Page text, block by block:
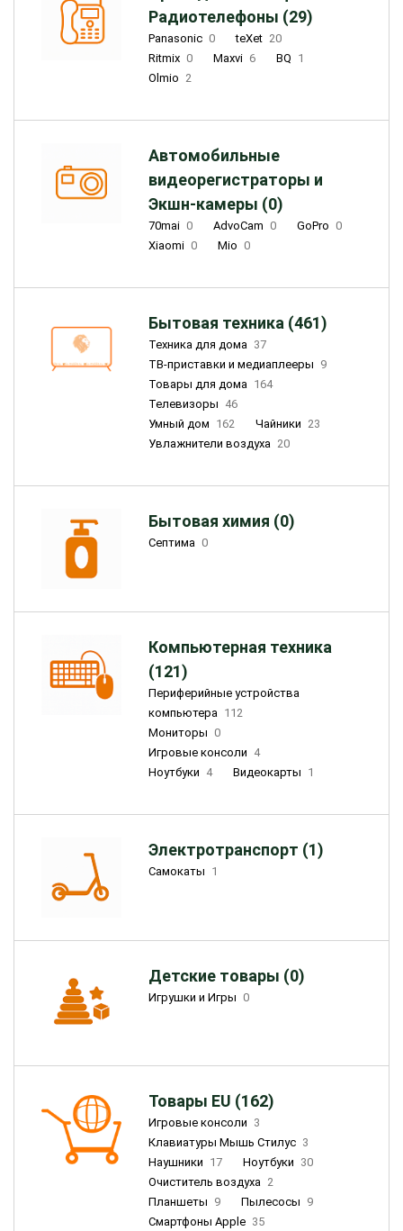
Радиотелефоны (29)
Panasonic 0 teXet 20
Ritmix 0 Maxvi 6 BQ 1
Olmio 2
Автомобильные
видеорегистраторы и
Экшн-камеры (0)
70mai 0 AdvoCam 0 GoPro 0
Xiaomi 0 Mio 0
Бытовая техника (461)
Техника для дома 37
ТВ-приставки и медиаплееры 9
Товары для дома 164
Телевизоры 46
Умный дом 162 Чайники 23
Увлажнители воздуха 20
Бытовая химия (0)
Септима 0
Компьютерная техника
(121)
Периферийные устройства
компьютера 112
Мониторы 0
Игровые консоли 4
Ноутбуки 4 Видеокарты 1
Электротранспорт (1)
Самокаты 1
Детские товары (0)
Игрушки и Игры 0
Товары EU (162)
Игровые консоли 3
Клавиатуры Мышь Стилус 3
Наушники 17 Ноутбуки 30
Очиститель воздуха 2
Планшеты 9 Пылесосы 9
Смартфоны Apple 35